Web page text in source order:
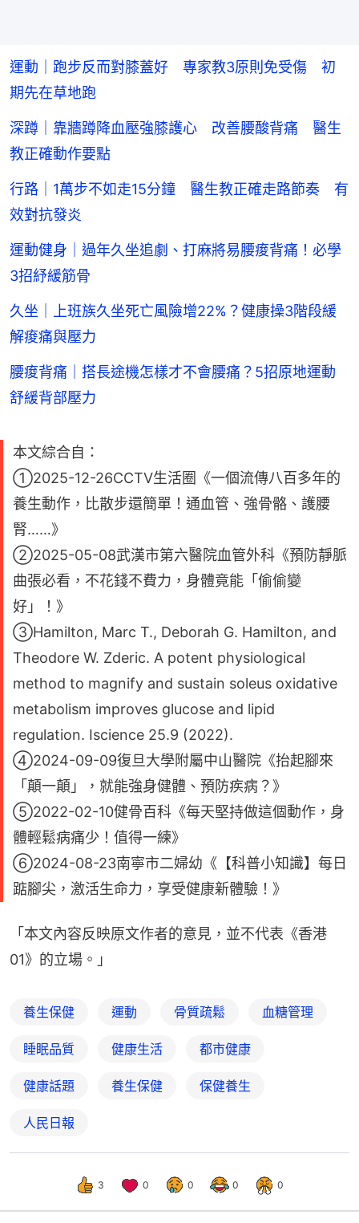
運動｜跑步反而對膝蓋好 專家教3原則免受傷 初
期先在草地跑
深蹲｜靠牆蹲降血壓強膝護心 改善腰酸背痛 醫生
教正確動作要點
行路｜1萬步不如走15分鐘 醫生教正確走路節奏 有
效對抗發炎
運動健身｜過年久坐追劇、打麻將易腰痠背痛！必學
3招紓緩筋骨
久坐｜上班族久坐死亡風險增22%？健康操3階段緩
解痠痛與壓力
腰痠背痛｜搭長途機怎樣才不會腰痛？5招原地運動
舒緩背部壓力
本文綜合自：
①2025-12-26CCTV生活圈《一個流傳八百多年的
養生動作，比散步還簡單！通血管、強骨骼、護腰
腎……》
②2025-05-08武漢市第六醫院血管外科《預防靜脈
曲張必看，不花錢不費力，身體竟能「偷偷變
好」！》
③Hamilton, Marc T., Deborah G. Hamilton, and
Theodore W. Zderic. A potent physiological
method to magnify and sustain soleus oxidative
metabolism improves glucose and lipid
regulation. Iscience 25.9 (2022).
④2024-09-09復旦大學附屬中山醫院《抬起腳來
「顛一顛」，就能強身健體、預防疾病？》
⑤2022-02-10健骨百科《每天堅持做這個動作，身
體輕鬆病痛少！值得一練》
⑥2024-08-23南寧市二婦幼《【科普小知識】每日
踮腳尖，‌激活生命力，‌享受健康新體驗！》
「本文內容反映原文作者的意見，並不代表《香港
01》的立場。」
養生保健 運動 骨質疏鬆 血糖管理
睡眠品質 健康生活 都市健康
健康話題 養生保健 保健養生
人民日報
3 0 0 0 0